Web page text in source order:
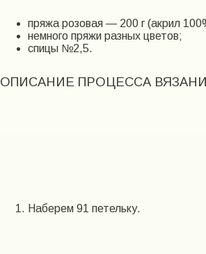
пряжа розовая — 200 г (акрил
немного пряжи разных цветов;
спицы №2,5.
ОПИСАНИЕ ПРОЦЕССА
Наберем 91 петельку.